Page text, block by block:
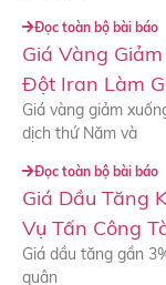
Đọc toàn bộ bài báo
Giá Vàng
Đột Iran Làm
Giá vàng giảm
dịch thứ Năm và
Đọc toàn bộ bài báo
Giá Dầu Tăng
Vụ Tấn Công
Giá dầu tăng gần
quân